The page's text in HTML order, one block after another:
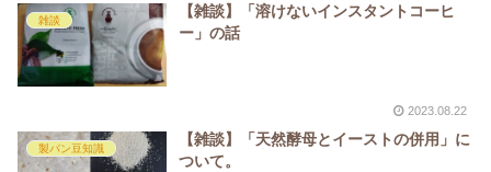
雑談
【雑談】「溶けないインスタントコーヒ
ー」の話
2023.08.22
製パン豆知識
【雑談】「天然酵母とイーストの併用」に
ついて。